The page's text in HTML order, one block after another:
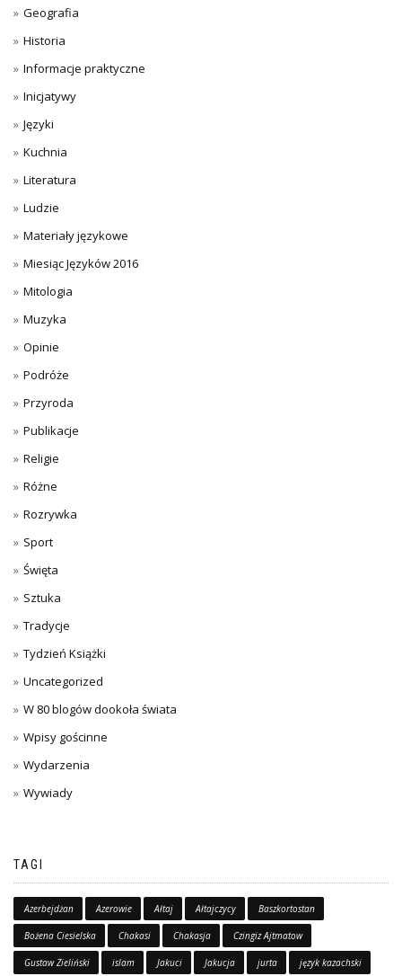
Geografia
Historia
Informacje praktyczne
Inicjatywy
Języki
Kuchnia
Literatura
Ludzie
Materiały językowe
Miesiąc Języków 2016
Mitologia
Muzyka
Opinie
Podróże
Przyroda
Publikacje
Religie
Różne
Rozrywka
Sport
Święta
Sztuka
Tradycje
Tydzień Książki
Uncategorized
W 80 blogów dookoła świata
Wpisy gościnne
Wydarzenia
Wywiady
TAGI
Azerbejdżan Azerowie Ałtaj Ałtajczycy Baszkortostan
Bożena Ciesielska Chakasi Chakasja Czingiz Ajtmatow
Gustaw Zieliński islam Jakuci Jakucja jurta język kazachski